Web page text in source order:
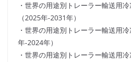
・世界の用途別トレーラー輸送用
（2025年-2031年）
・世界の用途別トレーラー輸送用
年-2024年）
・世界の用途別トレーラー輸送用